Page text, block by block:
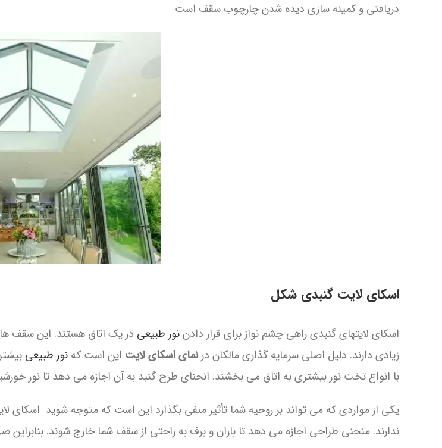
دریافتی و کمینه سازی دیده شدن چارچوب سقف است
اسکای لایت گنبدی شکل
اسکای لایتهای گنبدی راهی چشم نواز برای قرار دادننور طبیعی در یک اتاق هستند. این سقف
زیادی دارند. دلیل اصلی سرمایه گذاری مالکان درنمای اسکای لایت این است که نور طبیعی
با انواع تخت نور بیشتری به اتاق می بخشند. انحنای طرح گنبد به آن اجازه می دهد تا نور
یکی از مواردی که می تواند بر روحیه شما تأثیر منفی بگذارد این است که متوجه شوید
ندارند. منحنی طراحی اجازه می دهد تا باران و برف به راحتی از سقف شما خارج شوند. بنابراین